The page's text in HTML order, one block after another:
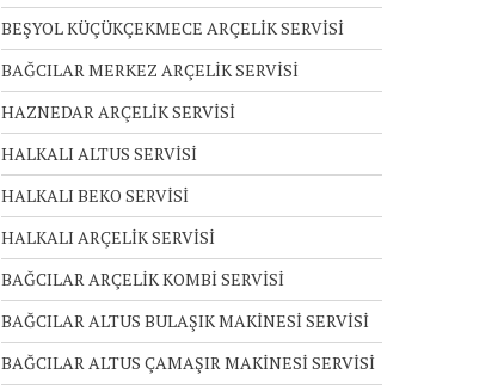
BEŞYOL KÜÇÜKÇEKMECE ARÇELİK SERVİSİ
BAĞCILAR MERKEZ ARÇELİK SERVİSİ
HAZNEDAR ARÇELİK SERVİSİ
HALKALI ALTUS SERVİSİ
HALKALI BEKO SERVİSİ
HALKALI ARÇELİK SERVİSİ
BAĞCILAR ARÇELİK KOMBİ SERVİSİ
BAĞCILAR ALTUS BULAŞIK MAKİNESİ SERVİSİ
BAĞCILAR ALTUS ÇAMAŞIR MAKİNESİ SERVİSİ